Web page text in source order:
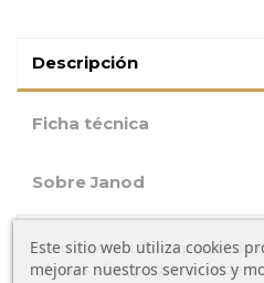
Descripción
Ficha técnica
Sobre Janod
Con este fantástico puzzle de
de dos años, podrá aprender a
Este sitio web utiliza cookies
mejorar nuestros servicios y